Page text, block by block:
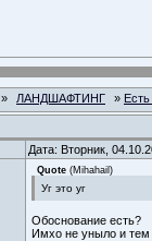
» ЛАНДШАФТИНГ »
Дата: Вторник,
Quote (Mihahail )
Уг это уг
Обоснование есть?
Имхо не уныло и тем